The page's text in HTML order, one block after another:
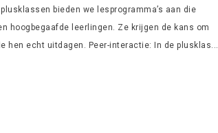
bieden we lesprogramma’s aan die
hoogbegaafde leerlingen. Ze krijgen de kans om
hen echt uitdagen. Peer-interactie: In de plusklas...